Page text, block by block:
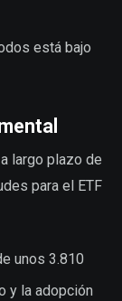
está bajo
largo plazo de
para el ETF
unos 3.810
y la adopción